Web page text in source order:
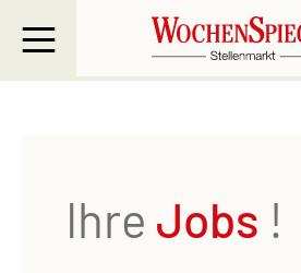
Ihre Jobs !